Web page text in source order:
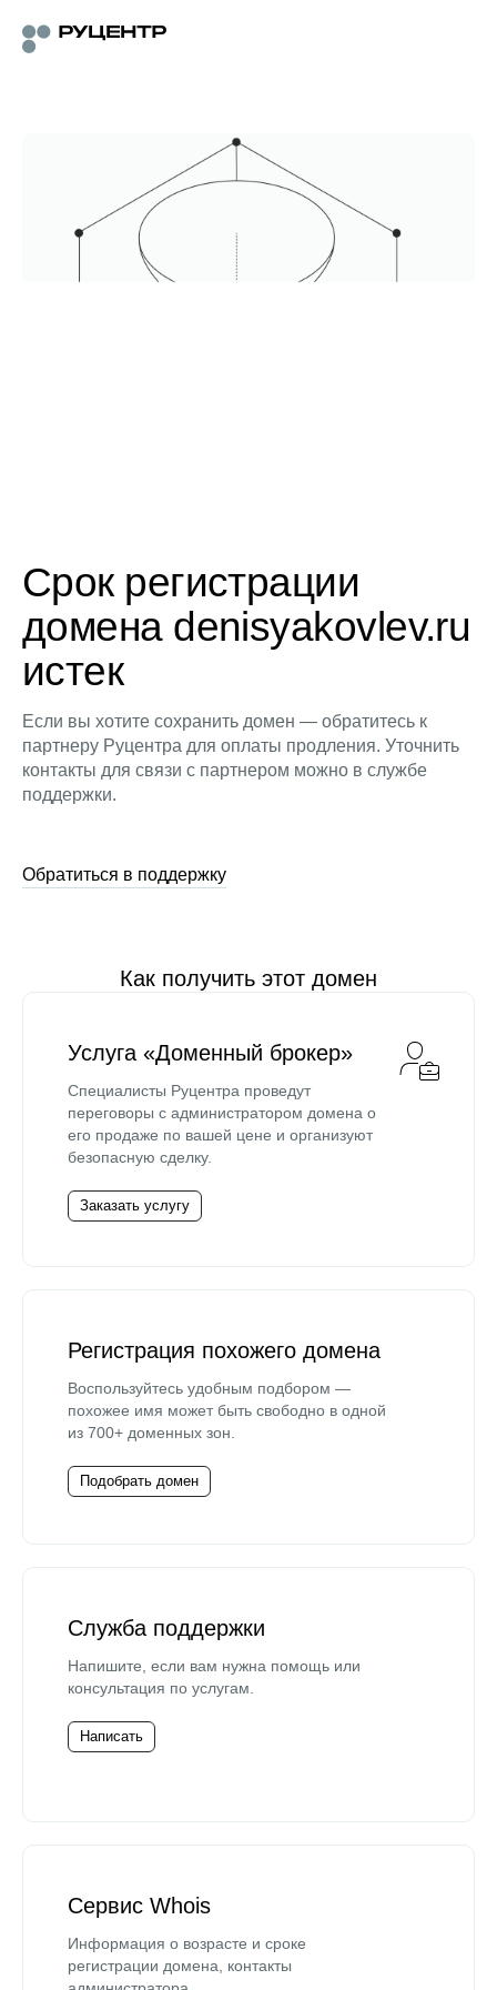
Срок регистрации
домена denisyakovlev.ru
истек
Если вы хотите сохранить домен — обратитесь к
партнеру Руцентра для оплаты продления. Уточнить
контакты для связи с партнером можно в службе
поддержки.
Обратиться в поддержку
Как получить этот домен
Услуга «Доменный брокер»
Специалисты Руцентра проведут
переговоры с администратором домена о
его продаже по вашей цене и организуют
безопасную сделку.
Заказать услугу
Регистрация похожего домена
Воспользуйтесь удобным подбором —
похожее имя может быть свободно в одной
из 700+ доменных зон.
Подобрать домен
Служба поддержки
Напишите, если вам нужна помощь или
консультация по услугам.
Написать
Сервис Whois
Информация о возрасте и сроке
регистрации домена, контакты